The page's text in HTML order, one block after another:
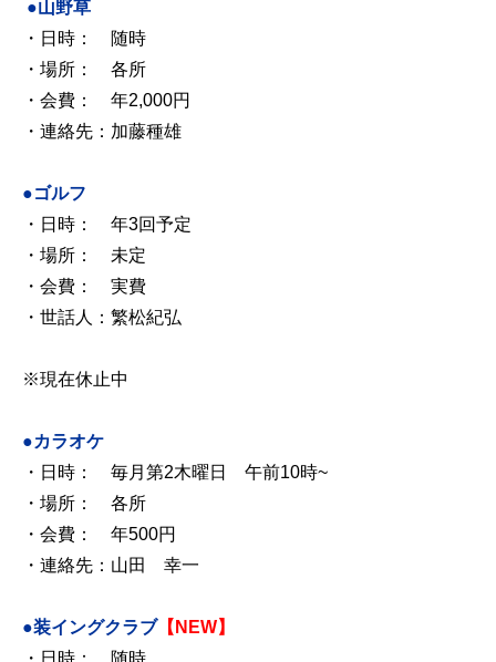
●山野草
・日時： 随時
・場所： 各所
・会費： 年2,000円
・連絡先：加藤種雄
●ゴルフ
・日時： 年3回予定
・場所： 未定
・会費： 実費
・世話人：繁松紀弘
※現在休止中
●カラオケ
・日時： 毎月第2木曜日 午前10時~
・場所： 各所
・会費： 年500円
・連絡先：山田 幸一
●装イングクラブ【NEW】
・日時： 随時